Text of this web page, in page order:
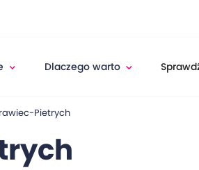
Dlaczego warto
Pietrych